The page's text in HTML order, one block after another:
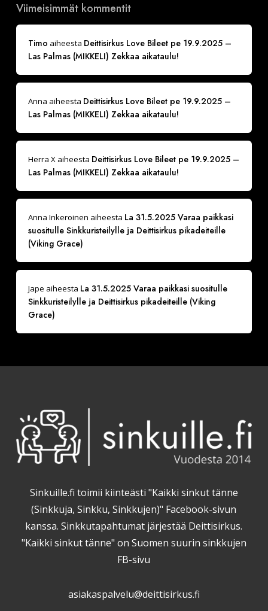
Viimeisimmät kommentit
Timo aiheesta Deittisirkus Love Bileet pe 19.9.2025 –
Las Palmas (MIKKELI) Zekkaa aikataulu!
Anna aiheesta Deittisirkus Love Bileet pe 19.9.2025 –
Las Palmas (MIKKELI) Zekkaa aikataulu!
Herra Xaiheesta Deittisirkus Love Bileet pe 19.9.2025 –
Las Palmas (MIKKELI) Zekkaa aikataulu!
Anna Inkeroinen aiheesta La 31.5.2025 Varaa paikkasi
suositulle Sinkkuristeilylle ja Deittisirkus pikadeiteille
(Viking Grace)
Jape aiheesta La 31.5.2025 Varaa paikkasi suositulle
Sinkkuristeilylle ja Deittisirkus pikadeiteille (Viking
Grace)
Sinkuille.fi toimii kiinteästi "Kaikki sinkut tänne
(Sinkkuja, Sinkku, Sinkkujen)" Facebook-sivun
kanssa. Sinkkutapahtumat järjestää Deittisirkus.
"Kaikki sinkut tänne" on Suomen suurin sinkkujen
FB-sivu
asiakaspalvelu@deittisirkus.fi